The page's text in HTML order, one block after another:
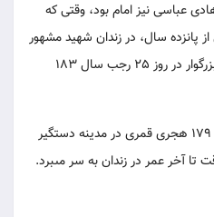
عباسى نيز امام بود، وقتى كه
پانزده سال، در زندان شهيد مشهور
بين تاريخ نويسان آن است كه آن بزرگوار در روز 25 رجب سال 183
هارون الرشيد آن بزرگوار را در سال 179 هجرى قمرى در مدينه دستگير
تا آخر عمر در زندان به سر مى‏برد.